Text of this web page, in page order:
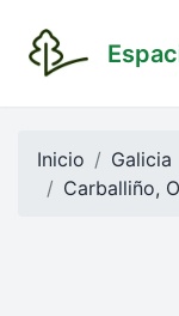
Inicio Galicia
Carballiño, O